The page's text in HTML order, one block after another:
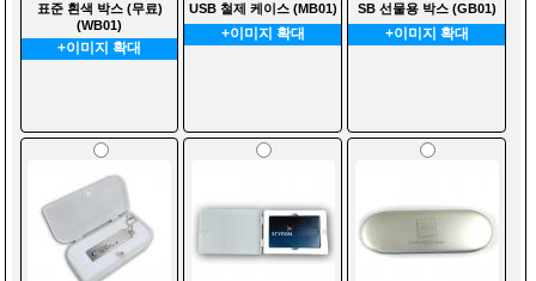
표준 흰색 박스 (무료)
(WB01)
+이미지 확대
USB 철제 케이스 (MB01)
+이미지 확대
SB 선물용 박스 (GB01)
+이미지 확대